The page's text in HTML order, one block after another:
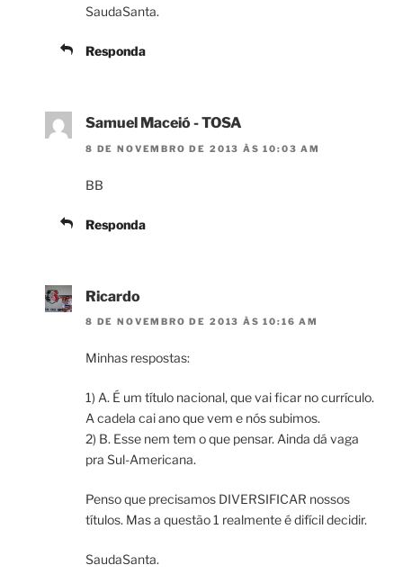
SaudaSanta.
Responda
Samuel Maceió - TOSA
8 DE NOVEMBRO DE 2013 ÀS 10:03 AM
BB
Responda
Ricardo
8 DE NOVEMBRO DE 2013 ÀS 10:16 AM
Minhas respostas:
1) A. É um título nacional, que vai ficar no currículo.
A cadela cai ano que vem e nós subimos.
2) B. Esse nem tem o que pensar. Ainda dá vaga
pra Sul-Americana.
Penso que precisamos DIVERSIFICAR nossos
títulos. Mas a questão 1 realmente é difícil decidir.
SaudaSanta.